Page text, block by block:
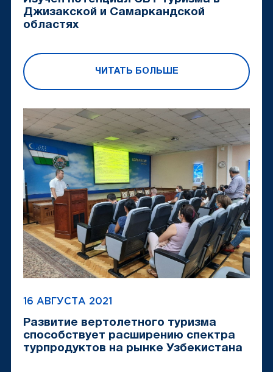
Джизакской и Самаркандской
областях
ЧИТАТЬ БОЛЬШЕ
16 АВГУСТА 2021
Развитие вертолетного туризма
способствует расширению спектра
турпродуктов на рынке Узбекистана